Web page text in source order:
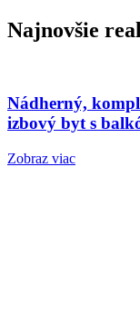
Najnovšie
Nádherný,
izbový byt s
Zobraz viac